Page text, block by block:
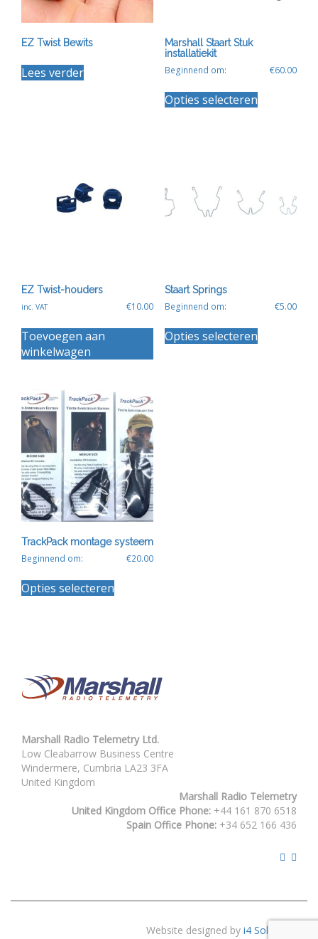
EZ Twist Bewits
Lees verder
Marshall Staart Stuk
installatiekit
Beginnend om: €60.00
Opties selecterenproduct
gekozen
worden
EZ Twist-houders
€10.00
inc. VAT
Toevoegen aan
winkelwagen
Staart Springs
Beginnend om: €5.00
Opties selecterenproduct
TrackPack montage systeem
Beginnend om: €20.00
Opties selecteren
kan
gekozen
worden
productpagina
Marshall Radio Telemetry Ltd.
Low Cleabarrow Business Centre
Windermere, Cumbria LA23 3FA
United Kingdom
Marshall Radio Telemetry
United Kingdom Office Phone: +44 161 870 6518
Spain Office Phone: +34 652 166 436
Website designed by i4 Solutions